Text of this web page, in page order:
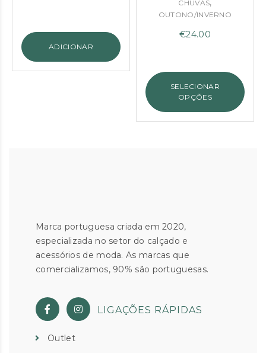
€14.92.
ADICIONAR
CHUVAS,
OUTONO/INVERNO
€24.00
SELECIONAR
OPÇÕES
Marca portuguesa criada em 2020,
especializada no setor do calçado e
acessórios de moda. As marcas que
comercializamos, 90% são portuguesas.
LIGAÇÕES RÁPIDAS
Outlet